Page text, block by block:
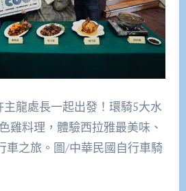
龍處長一起出發！環騎5大水
雞料理，體驗西拉雅最美味、
車之旅。圖/中華民國自行車騎